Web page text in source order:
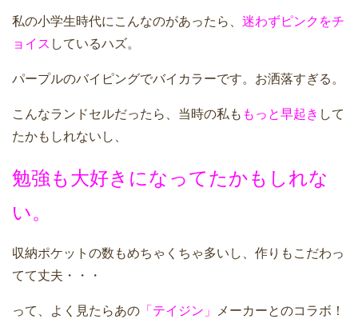
私の小学生時代にこんなのがあったら、 迷わずピンクをチ
ョイス しているハズ。
パープルのバイピングでバイカラーです。お洒落すぎる。
こんなランドセルだったら、当時の私も もっと早起き して
たかもしれないし、
勉強も大好きになってたかもしれな
い。
収納ポケットの数もめちゃくちゃ多いし、作りもこだわっ
てて丈夫・・・
って、よく見たらあの 「テイジン」 メーカーとのコラボ！